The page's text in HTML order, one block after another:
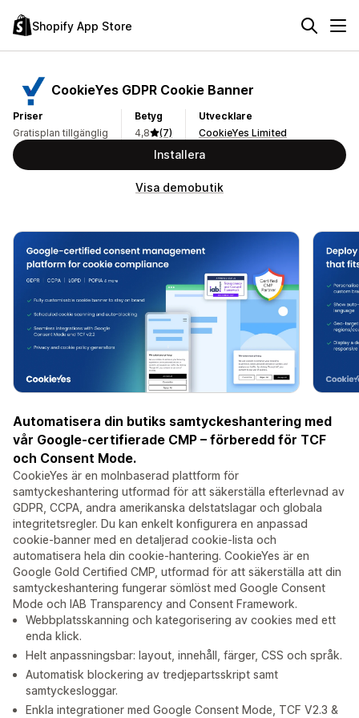
Shopify App Store
CookieYes GDPR Cookie Banner
Priser
Gratisplan tillgänglig
Betyg
4,8
(7)
Utvecklare
CookieYes Limited
Installera
Visa demobutik
Automatisera din butiks samtyckeshantering med
vår Google-certifierade CMP – förberedd för TCF
och Consent Mode.
CookieYes är en molnbaserad plattform för
samtyckeshantering utformad för att säkerställa efterlevnad av
GDPR, CCPA, andra amerikanska delstatslagar och globala
integritetsregler. Du kan enkelt konfigurera en anpassad
cookie-banner med en detaljerad cookie-lista och
automatisera hela din cookie-hantering. CookieYes är en
Google Gold Certified CMP, utformad för att säkerställa att din
samtyckeshantering fungerar sömlöst med Google Consent
Mode och IAB Transparency and Consent Framework.
Webbplatsskanning och kategorisering av cookies med ett
enda klick.
Helt anpassningsbar: layout, innehåll, färger, CSS och språk.
Automatisk blockering av tredjepartsskript samt
samtyckesloggar.
Enkla integrationer med Google Consent Mode, TCF V2.3 &